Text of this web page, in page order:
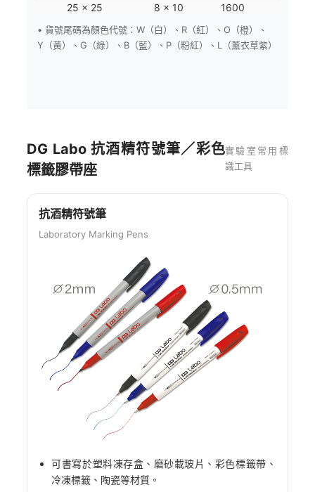
25 x 25
8 x 10 1600
• 貨號尾碼為顏色代號：W（白）、R（紅）、O（橙）、
Y（黃）、G（綠）、B（藍）、P（粉紅）、L（薰衣草紫）
DG Labo 抗酒精符號筆／彩色
標籤膠帶座
實驗室常用標
識工具
抗酒精符號筆
Laboratory Marking Pens
可書寫於塑料凍存盒、磨砂載玻片、彩色標籤帶、
冷凍標籤、陶瓷等材質。